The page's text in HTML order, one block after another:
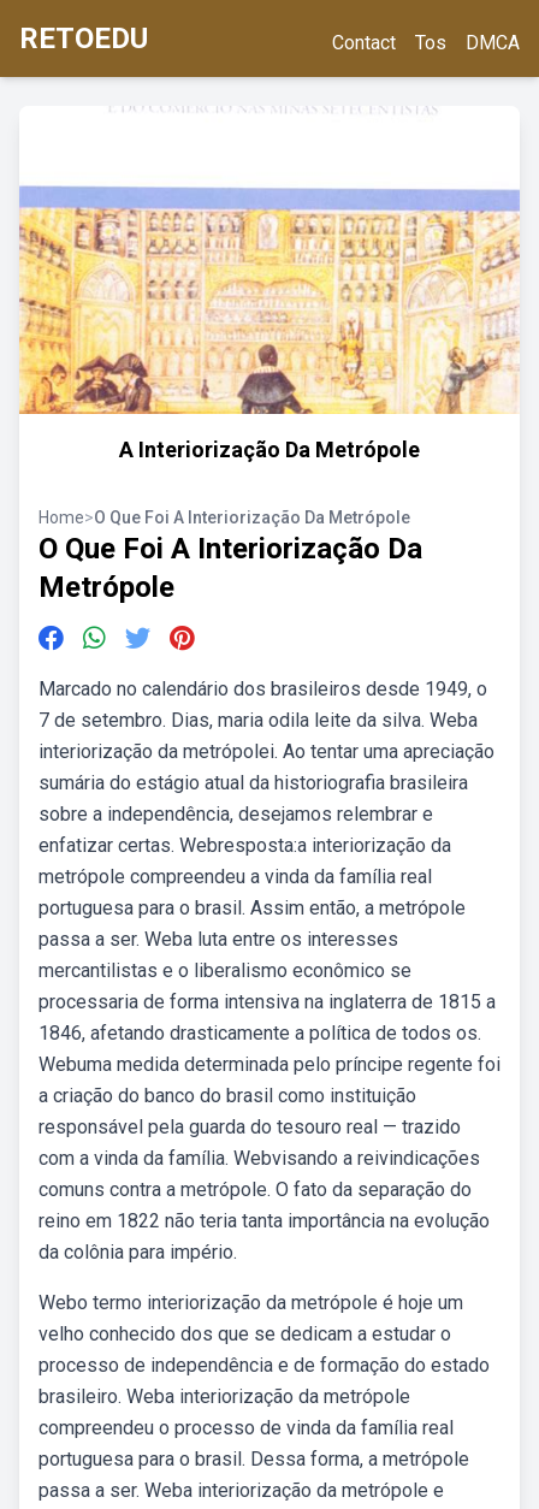
RETOEDU Contact Tos DMCA
A Interiorização Da Metrópole
Home>O Que Foi A Interiorização Da Metrópole
O Que Foi A Interiorização Da
Metrópole
Marcado no calendário dos brasileiros desde 1949, o
7 de setembro. Dias, maria odila leite da silva. Weba
interiorização da metrópolei. Ao tentar uma apreciação
sumária do estágio atual da historiografia brasileira
sobre a independência, desejamos relembrar e
enfatizar certas. Webresposta:a interiorização da
metrópole compreendeu a vinda da família real
portuguesa para o brasil. Assim então, a metrópole
passa a ser. Weba luta entre os interesses
mercantilistas e o liberalismo econômico se
processaria de forma intensiva na inglaterra de 1815 a
1846, afetando drasticamente a política de todos os.
Webuma medida determinada pelo príncipe regente foi
a criação do banco do brasil como instituição
responsável pela guarda do tesouro real — trazido
com a vinda da família. Webvisando a reivindicações
comuns contra a metrópole. O fato da separação do
reino em 1822 não teria tanta importância na evolução
da colônia para império.
Webo termo interiorização da metrópole é hoje um
velho conhecido dos que se dedicam a estudar o
processo de independência e de formação do estado
brasileiro. Weba interiorização da metrópole
compreendeu o processo de vinda da família real
portuguesa para o brasil. Dessa forma, a metrópole
passa a ser. Weba interiorização da metrópole e